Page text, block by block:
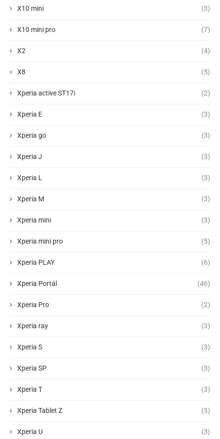
X10 mini (3)
X10 mini pro (7)
X2 (4)
X8 (5)
Xperia active ST17i (2)
Xperia E (3)
Xperia go (3)
Xperia J (3)
Xperia L (3)
Xperia M (3)
Xperia mini (3)
Xperia mini pro (5)
Xperia PLAY (6)
Xperia Portál (46)
Xperia Pro (2)
Xperia ray (3)
Xperia S (3)
Xperia SP (3)
Xperia T (3)
Xperia Tablet Z (3)
Xperia U (3)